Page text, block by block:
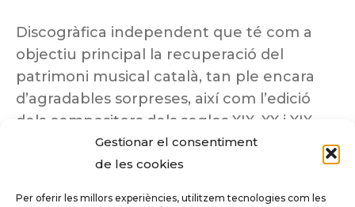
Gestionar el consentiment
de les cookies
Per oferir les millors experiències, utilitzem tecnologies com les
Discogràfica independent que té com a
objectiu principal la recuperació del
patrimoni musical català, tan ple encara
d’agradables sorpreses, així com l’edició
dels compositors dels segles XIX, XX i XIX
insuficientment coneguts.